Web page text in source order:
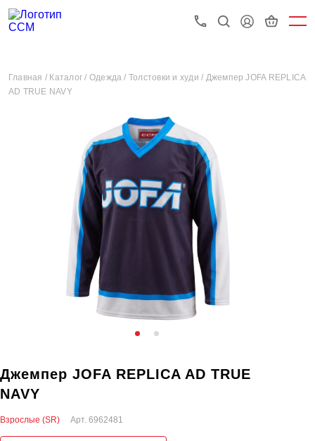
Главная / Каталог / Одежда / Толстовки и худи / Джемпер JOFA REPLICA
AD TRUE NAVY
Джемпер JOFA REPLICA AD TRUE
NAVY
Взрослые (SR) Арт. 6962481